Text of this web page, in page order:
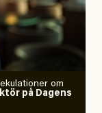
om
på Dagens